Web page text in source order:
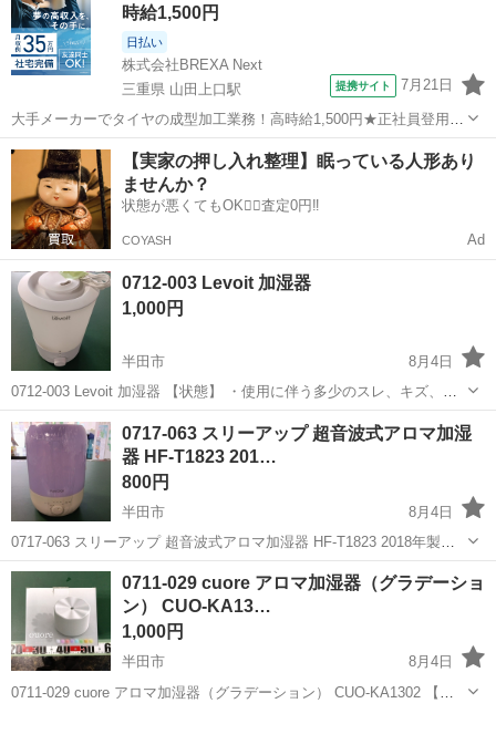
ットへお持...
時給1,500円
日払い
株式会社BREXA Next
三重県 山田上口駅
提携サイト 7月21日
大手メーカーでタイヤの成型加工業務！高時給1,500円★正社員登用制
度あり！ワンルーム寮完備！マイカー通勤OK！無料駐車場あり！《三
重県伊勢市》 人気の工場のお仕事 ◇タイヤの製造◇ トラック・バ
ス・RV車用を中心とした...
三重 伊勢市 山田上口駅 その他
【実家の押し入れ整理】眠っている人形あり
ませんか？
状態が悪くてもOK🙆‍♀️査定0円‼️
COYASH Ad
0712-003 Levoit 加湿器
1,000円
半田市
8月4日
0712-003 Levoit 加湿器 【状態】 ・使用に伴う多少のスレ、キズ、落
としきれない汚れなどございます ・詳細は現地でご確認ください ・お
値引きは出来かねますのでご了承願います ※中古品のため、状...
愛知 半田市 季節、空調家電
0717-063 スリーアップ 超音波式アロマ加湿
器 HF-T1823 201…
800円
半田市
8月4日
0717-063 スリーアップ 超音波式アロマ加湿器 HF-T1823 2018年製
【状態】 ・使用に伴う多少のスレ、キズ、落としきれない汚れなどご
ざいます ・詳細は現地でご確認ください ・お値引きは出来か...
愛知 半田市 季節、空調家電
0711-029 cuore アロマ加湿器（グラデーショ
ン） CUO-KA13…
1,000円
半田市
8月4日
0711-029 cuore アロマ加湿器（グラデーション） CUO-KA1302 【状